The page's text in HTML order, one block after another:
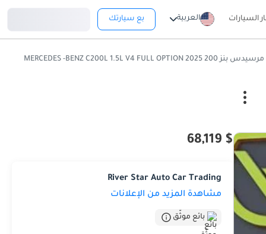
السيارات العربية بع سيارتك
مرسيدس بنز 200 2025 MERCEDES -BENZ C200L 1.5L V4 FULL OPTION
$ 68,119
River Star Auto Car Trading
مشاهدة المزيد من الإعلانات
بائع موثّق